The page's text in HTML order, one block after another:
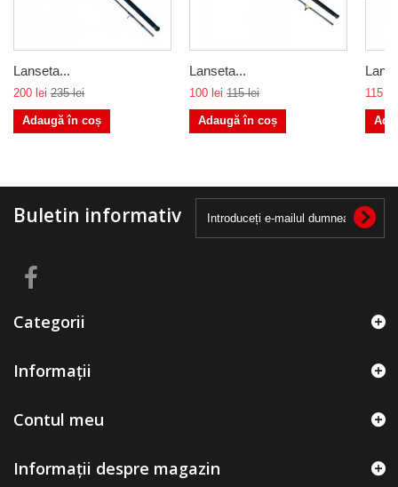
Lanseta...
200 lei 235 lei
Adaugă în coș
Lanseta...
100 lei 115 lei
Adaugă în coș
115 lei
Buletin informativ
Categorii
Informații
Contul meu
Informații despre magazin